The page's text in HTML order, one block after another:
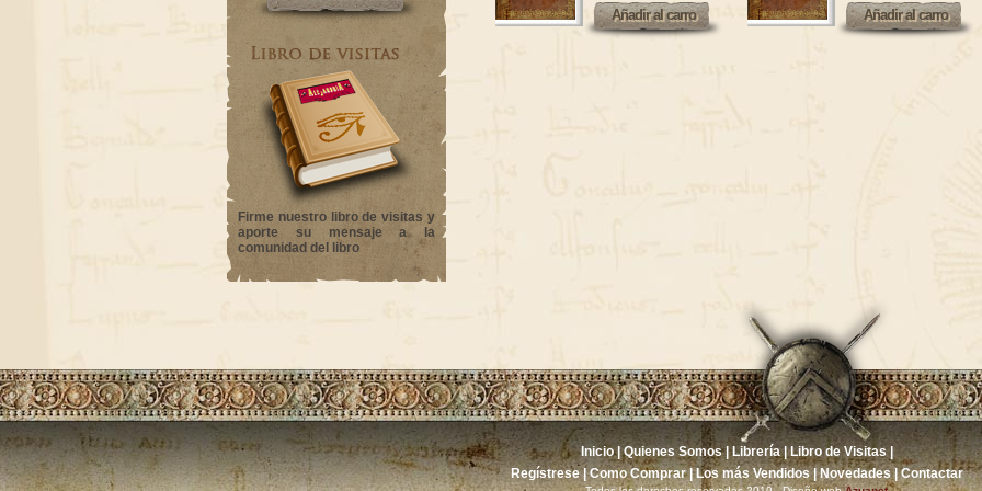
Firme nuestro libro de visitas y
aporte su mensaje a la
comunidad del libro
Añadir al carro
Añadir al carro Añadir al carro
Añadir al carro
Inicio|Quienes Somos|Librería|Libro de Visitas|
Regístrese|Como Comprar| Los más Vendidos|Novedades|Contactar